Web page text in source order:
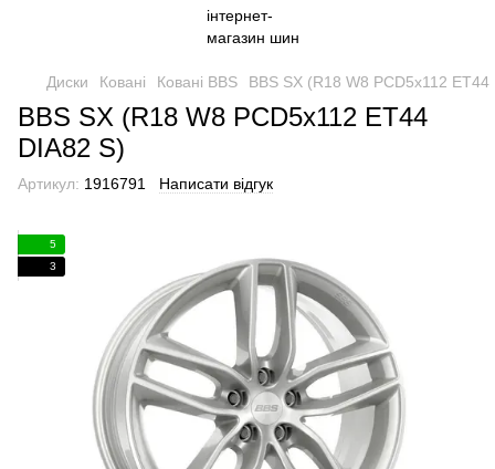
Диски Ковані Ковані BBS BBS SX (R18 W8 PCD5x112 ET44
BBS SX (R18 W8 PCD5x112 ET44
DIA82 S)
Артикул: 1916791 Написати відгук
5
3